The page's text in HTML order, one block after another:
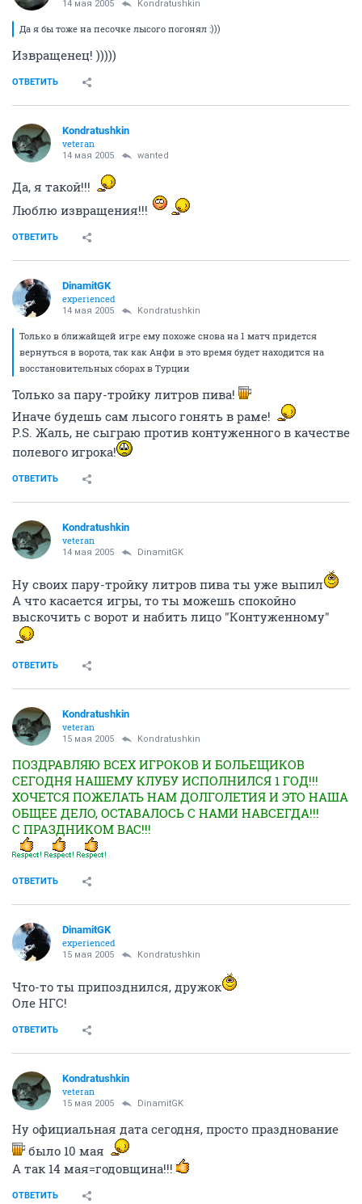
14 мая 2005 Kondratushkin
Да я бы тоже на песочке лысого погонял :)))
Извращенец! )))))
ОТВЕТИТЬ
Kondratushkin
veteran
14 мая 2005 wanted
Да, я такой!!!
Люблю извращения!!!
ОТВЕТИТЬ
DinamitGK
experienced
14 мая 2005 Kondratushkin
Только в ближайщей игре ему похоже снова на 1 матч придется
вернуться в ворота, так как Анфи в это время будет находится на
восстановительных сборах в Турции
Только за пару-тройку литров пива!
Иначе будешь сам лысого гонять в раме!
P.S. Жаль, не сыграю против контуженного в качестве
полевого игрока!
ОТВЕТИТЬ
Kondratushkin
veteran
14 мая 2005 DinamitGK
Ну своих пару-тройку литров пива ты уже выпил
А что касается игры, то ты можешь спокойно
выскочить с ворот и набить лицо "Контуженному"
ОТВЕТИТЬ
Kondratushkin
veteran
15 мая 2005 Kondratushkin
ПОЗДРАВЛЯЮ ВСЕХ ИГРОКОВ И БОЛЬЕЩИКОВ
СЕГОДНЯ НАШЕМУ КЛУБУ ИСПОЛНИЛСЯ 1 ГОД!!!
ХОЧЕТСЯ ПОЖЕЛАТЬ НАМ ДОЛГОЛЕТИЯ И ЭТО НАША
ОБЩЕЕ ДЕЛО, ОСТАВАЛОСЬ С НАМИ НАВСЕГДА!!!
С ПРАЗДНИКОМ ВАС!!!
ОТВЕТИТЬ
DinamitGK
experienced
15 мая 2005 Kondratushkin
Что-то ты припозднился, дружок
Оле НГС!
ОТВЕТИТЬ
Kondratushkin
veteran
15 мая 2005 DinamitGK
Ну официальная дата сегодня, просто празднование
было 10 мая
А так 14 мая=годовщина!!!
ОТВЕТИТЬ